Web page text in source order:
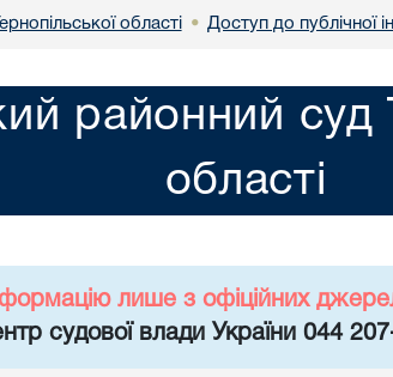
області • Доступ до публічної
районний суд
області
лише з офіційних
судової влади України 044